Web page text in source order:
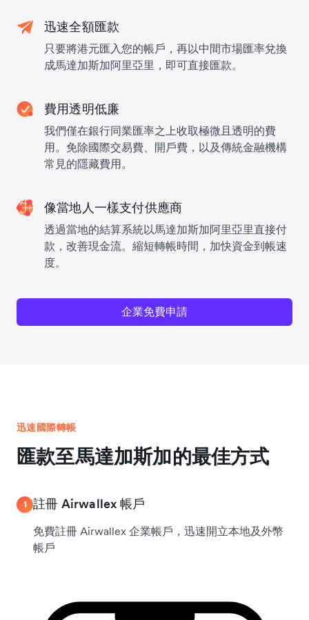
迅速全額匯款
只要將港元匯入您的帳戶，再以中間市場匯率兌換
成馬達加斯加阿里亞里，即可直接匯款。
費用透明低廉
我們僅在銀行同業匯率之上收取極微且透明的費
用。免除國際交易費、開戶費，以及傳統金融機構
常見的隱藏費用。
像當地人一樣支付供應商
透過當地的結算系統以馬達加斯加阿里亞里直接付
款，改善現金流。縮短轉帳時間，加快資金到帳速
度。
企業免費申請
迅速國際轉帳
匯款至馬達加斯加的最佳方式
1 註冊 Airwallex 帳戶
免費註冊 Airwallex 企業帳戶，迅速開立本地及外幣
帳戶